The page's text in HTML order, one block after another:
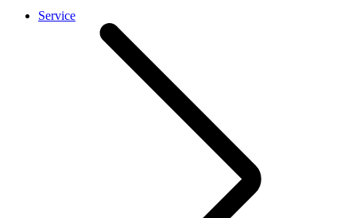
Service